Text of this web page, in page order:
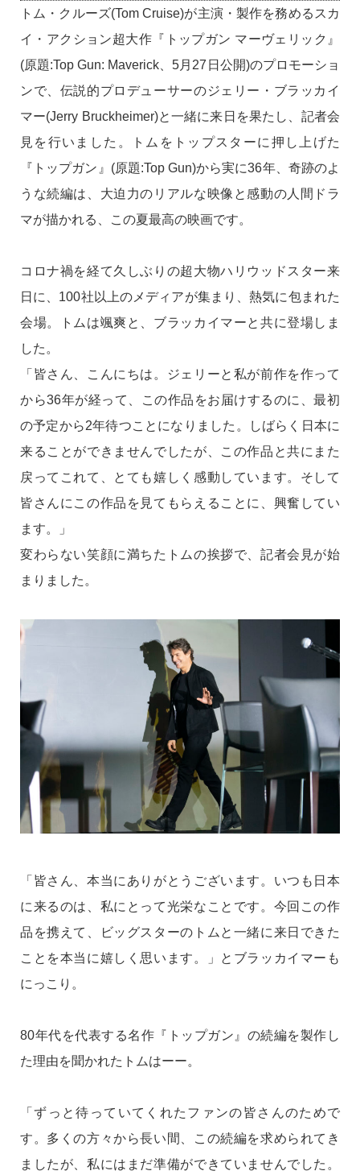
トム・クルーズ(Tom Cruise)が主演・製作を務めるスカ
イ・アクション超大作『トップガン マーヴェリック』
(原題:Top Gun: Maverick、5月27日公開)のプロモーショ
ンで、伝説的プロデューサーのジェリー・ブラッカイ
マー(Jerry Bruckheimer)と一緒に来日を果たし、記者会
見を行いました。トムをトップスターに押し上げた
『トップガン』(原題:Top Gun)から実に36年、奇跡のよ
うな続編は、大迫力のリアルな映像と感動の人間ドラ
マが描かれる、この夏最高の映画です。
コロナ禍を経て久しぶりの超大物ハリウッドスター来
日に、100社以上のメディアが集まり、熱気に包まれた
会場。トムは颯爽と、ブラッカイマーと共に登場しま
した。
「皆さん、こんにちは。ジェリーと私が前作を作って
から36年が経って、この作品をお届けするのに、最初
の予定から2年待つことになりました。しばらく日本に
来ることができませんでしたが、この作品と共にまた
戻ってこれて、とても嬉しく感動しています。そして
皆さんにこの作品を見てもらえることに、興奮してい
ます。」
変わらない笑顔に満ちたトムの挨拶で、記者会見が始
まりました。
「皆さん、本当にありがとうございます。いつも日本
に来るのは、私にとって光栄なことです。今回この作
品を携えて、ビッグスターのトムと一緒に来日できた
ことを本当に嬉しく思います。」とブラッカイマーも
にっこり。
80年代を代表する名作『トップガン』の続編を製作し
た理由を聞かれたトムはーー。
「ずっと待っていてくれたファンの皆さんのためで
す。多くの方々から長い間、この続編を求められてき
ましたが、私にはまだ準備ができていませんでした。